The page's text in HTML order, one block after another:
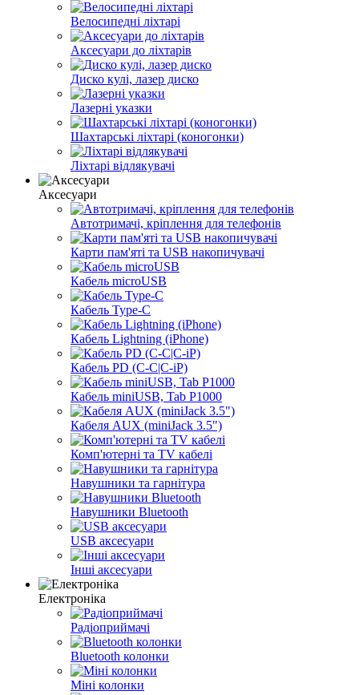
Велосипедні ліхтарі
Аксесуари до ліхтарів
Диско кулі, лазер диско
Лазерні указки
Шахтарські ліхтарі (коногонки)
Ліхтарі відлякувачі
Аксесуари
Автотримачі, кріплення для телефонів
Карти пам'яті та USB накопичувачі
Кабель microUSB
Кабель Type-C
Кабель Lightning (iPhone)
Кабель PD (C-C|C-iP)
Кабель miniUSB, Tab P1000
Кабеля AUX (miniJack 3.5")
Комп'ютерні та TV кабелі
Навушники та гарнітура
Навушники Bluetooth
USB аксесуари
Інші аксесуари
Електроніка
Радіоприймачі
Bluetooth колонки
Міні колонки